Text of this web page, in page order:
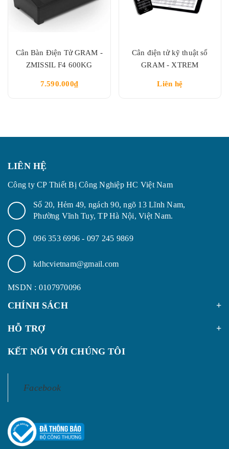
Cân Bàn Điện Tử GRAM -
ZMISSIL F4 600KG
7.590.000₫
Cân điện tử kỹ thuật số
GRAM - XTREM
Liên hệ
LIÊN HỆ
Công ty CP Thiết Bị Công Nghiệp HC Việt Nam
Số 20, Hẻm 49, ngách 90, ngõ 13 Lĩnh Nam,
Phường Vĩnh Tuy, TP Hà Nội, Việt Nam.
096 353 6996- 097 245 9869
kdhcvietnam@gmail.com
MSDN : 0107970096
CHÍNH SÁCH
HỖ TRỢ
KẾT NỐI VỚI CHÚNG TÔI
Facebook